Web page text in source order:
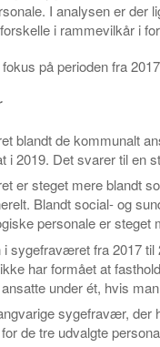
I analysen er der
i rammevilkår i
på perioden fra
blandt de kommunalt
i 2019. Det svarer til en
er steget mere blandt
Blandt social- og
personale er steget
i sygefraværet fra 2017
har formået at
under ét, hvis
sygefravær, der
de tre udvalgte